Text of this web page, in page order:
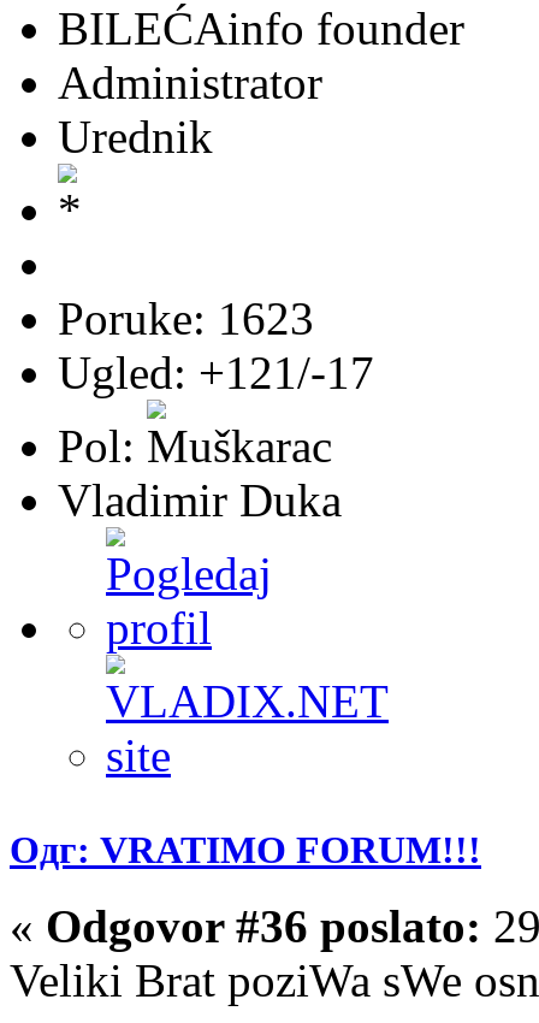
BILEĆAinfo founder
Administrator
Urednik
Poruke: 1623
Ugled: +121/-17
Pol:
Vladimir Duka
Одг: VRATIMO FORUM!!!
« Odgovor #36 poslato:
Veliki Brat poziWa sWe